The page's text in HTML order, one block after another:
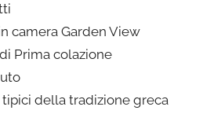
camera Garden View
Prima colazione
della tradizione greca